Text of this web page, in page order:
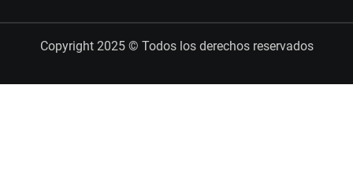
Copyright 2025 © Todos los derechos reservados